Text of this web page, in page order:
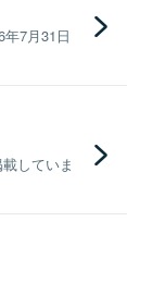
7月31日
していま